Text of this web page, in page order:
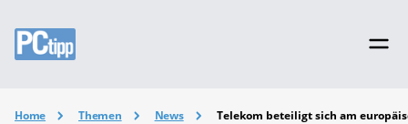
Home Themen News Telekom beteiligt sich am